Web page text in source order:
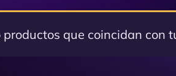
que coincidan con